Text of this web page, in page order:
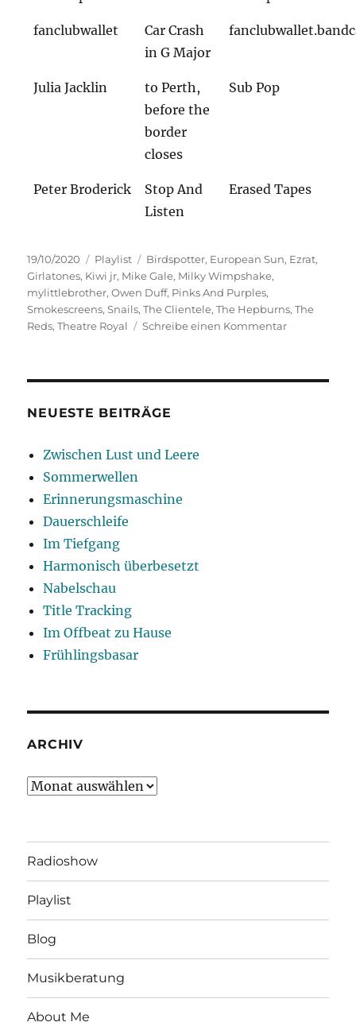
fanclubwallet
Car Crash
in G Major
Julia Jacklin
to Perth,
before the
border
closes
Sub Pop
Peter Broderick
Stop And
Listen
Erased Tapes
Veröffentlicht
am
19/10/2020 Kategorien
Playlist Schlagwörter
Birdspotter, European Sun, Ezrat,
Girlatones, Kiwi jr, Mike Gale, Milky Wimpshake,
mylittlebrother,Owen Duff, Pinks And Purples,
Smokescreens,Snails,The Clientele,The Hepburns,The
Reds,Theatre Royal Schreibe einen Kommentarzu
NEUESTE BEITRÄGE
Zwischen Lust und Leere
Sommerwellen
Erinnerungsmaschine
Dauerschleife
Im Tiefgang
Harmonisch überbesetzt
Nabelschau
Title Tracking
Im Offbeat zu Hause
Frühlingsbasar
ARCHIV
Archiv
Radioshow
Playlist
Blog
Musikberatung
About Me